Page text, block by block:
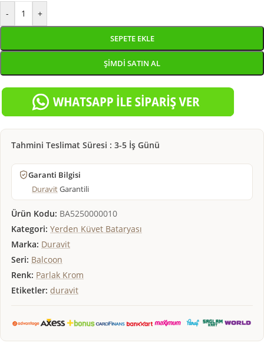
- +
SEPETE EKLE
ŞIMDI SATIN AL
Tahmini Teslimat Süresi : 3-5 İş Günü
Garanti Bilgisi
DuravitGarantili
Ürün Kodu: BA5250000010
Kategori: Yerden Küvet Bataryası
Marka: Duravit
Seri: Balcoon
Renk: Parlak Krom
Etiketler: duravit